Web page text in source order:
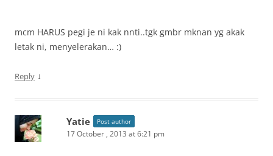
mcm HARUS pegi je ni kak nnti..tgk gmbr mknan yg akak
letak ni, menyelerakan… :)
Reply ↓
Yatie Post author
17 October , 2013 at 6:21 pm